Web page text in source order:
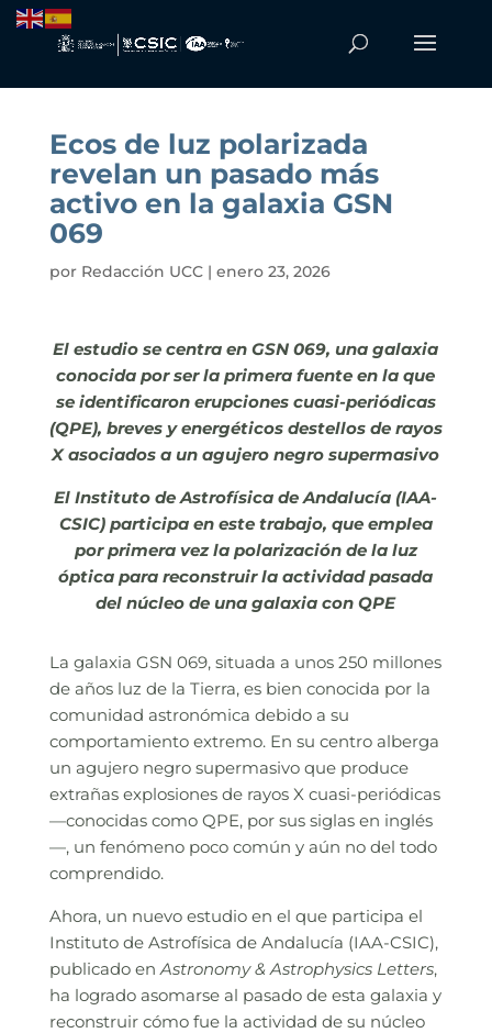
Ecos de luz polarizada
revelan un pasado más
activo en la galaxia GSN
069
por Redacción UCC| enero 23, 2026
El estudio se centra en GSN 069, una galaxia
conocida por ser la primera fuente en la que
se identificaron erupciones cuasi-periódicas
(QPE), breves y energéticos destellos de rayos
X asociados a un agujero negro supermasivo
El Instituto de Astrofísica de Andalucía (IAA-
CSIC) participa en este trabajo, que emplea
por primera vez la polarización de la luz
óptica para reconstruir la actividad pasada
del núcleo de una galaxia con QPE
La galaxia GSN 069, situada a unos 250 millones
de años luz de la Tierra, es bien conocida por la
comunidad astronómica debido a su
comportamiento extremo. En su centro alberga
un agujero negro supermasivo que produce
extrañas explosiones de rayos X cuasi-periódicas
—conocidas como QPE, por sus siglas en inglés
—, un fenómeno poco común y aún no del todo
comprendido.
Ahora, un nuevo estudio en el que participa el
Instituto de Astrofísica de Andalucía (IAA-CSIC),
publicado enAstronomy & Astrophysics Letters,
ha logrado asomarse al pasado de esta galaxia y
reconstruir cómo fue la actividad de su núcleo